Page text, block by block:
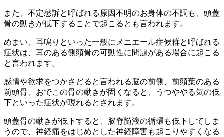
また、不定愁訴と呼ばれる原因不明のお身体の不調も、頭蓋
骨の動きが低下することで起こるとも言われます。
めまい、耳鳴りといった一般にメニエール症候群と呼ばれる
症状は、耳のある側頭骨の可動性に問題がある場合に起こる
と言われます。
感情や欲求をつかさどると言われる脳の前側、前頭葉のある
前頭骨、おでこの骨の動きが固くなると、うつややる気の低
下といった症状が現れるとされます。
頭蓋骨の動きが低下すると、脳脊髄液の循環も低下してしま
うので、神経痛をはじめとした神経障害も起こりやすくなる